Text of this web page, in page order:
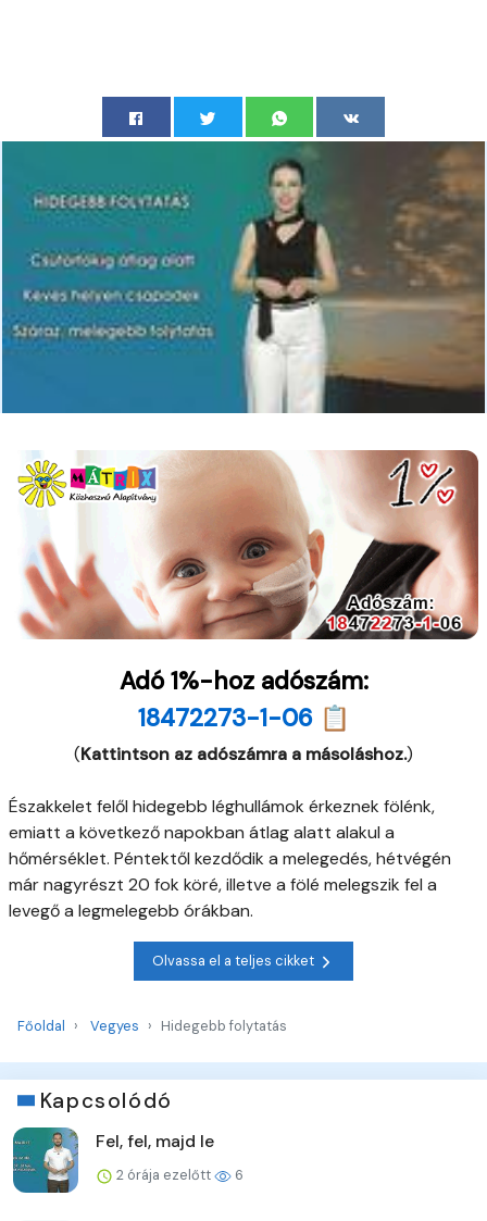
Adó 1%-hoz adószám:
18472273-1-06 📋
(Kattintson az adószámra a másoláshoz.)
Északkelet felől hidegebb léghullámok érkeznek fölénk,
emiatt a következő napokban átlag alatt alakul a
hőmérséklet. Péntektől kezdődik a melegedés, hétvégén
már nagyrészt 20 fok köré, illetve a fölé melegszik fel a
levegő a legmelegebb órákban.
Olvassa el a teljes cikket
Főoldal Vegyes Hidegebb folytatás
Kapcsolódó
Fel, fel, majd le
2 órája ezelőtt 6